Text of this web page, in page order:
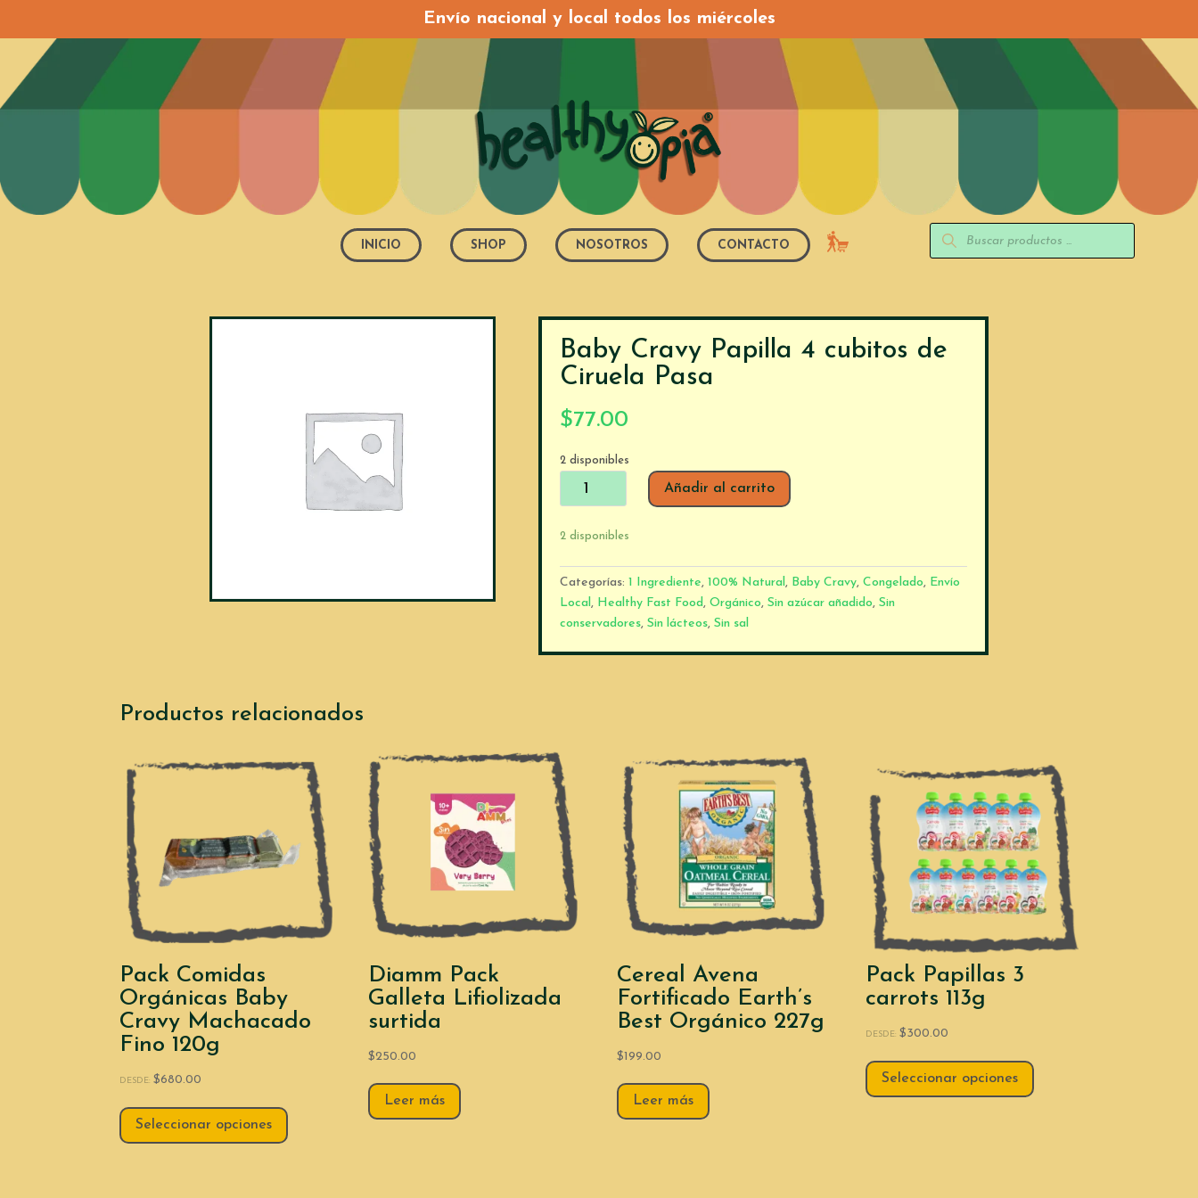
Envío nacional y local todos los miércoles
INICIO SHOP NOSOTROS CONTACTO
Baby Cravy Papilla 4 cubitos de
Ciruela Pasa
$77.00
2 disponibles
Baby
4
de
Ciruela
Pasa
Añadir al carrito
2 disponibles
Categorías: 1 Ingrediente, 100% Natural, Baby Cravy, Congelado, Envío
Local, Healthy Fast Food, Orgánico, Sin azúcar añadido, Sin
conservadores, Sin lácteos, Sin sal
Productos relacionados
Pack Comidas
Orgánicas Baby
Cravy Machacado
Fino 120g
DESDE:$680.00
Seleccionar opciones
Diamm Pack
Galleta Lifiolizada
surtida
$250.00
Leer más
Cereal Avena
Fortificado Earth’s
Best Orgánico 227g
$199.00
Leer más
Pack Papillas 3
carrots 113g
DESDE:$300.00
Seleccionar opciones